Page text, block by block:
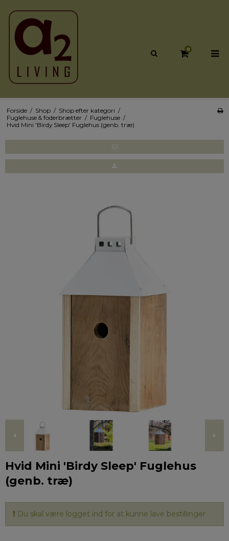
0
Forside / Shop / Shop efter kategori /
Fuglehuse & foderbrætter / Fuglehuse /
Hvid Mini 'Birdy Sleep' Fuglehus (genb. træ)
Hvid Mini 'Birdy Sleep' Fuglehus
(genb. træ)
Du skal være logget ind for at kunne lave bestillinger